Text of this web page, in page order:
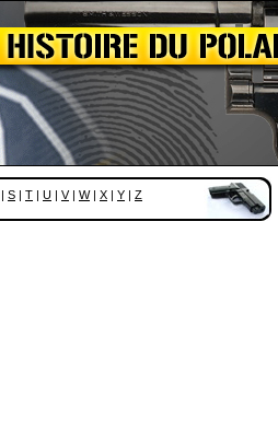
| S | T | U | V| W| X | Y | Z